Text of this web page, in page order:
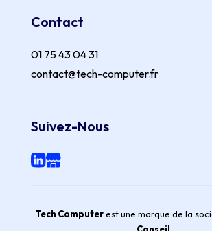
Contact
01 75 43 04 31
contact@tech-computer.fr
Suivez-Nous
Tech Computerest une marque de la